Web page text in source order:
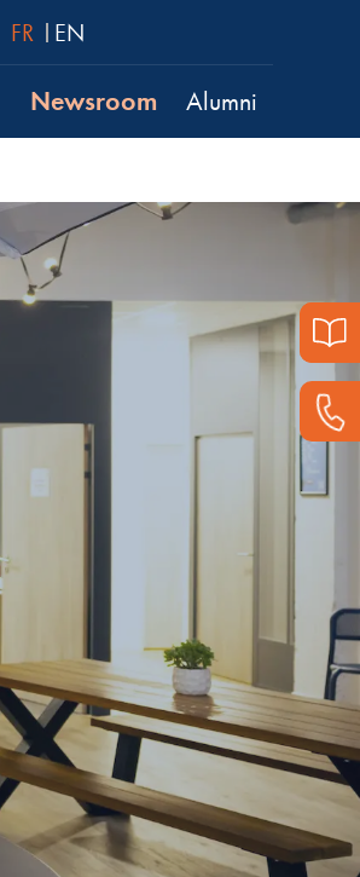
FR EN
Newsroom Alumni